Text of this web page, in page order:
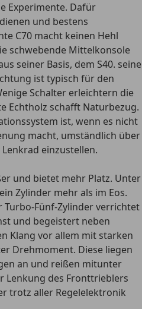
Experimente. Dafür
und bestens
C70 macht keinen Hehl
schwebende Mittelkonsole
seiner Basis, dem S40. seine
ist typisch für den
Schalter erleichtern die
Echtholz schafft Naturbezug.
ist, wenn es nicht
macht, umständlich über
einzustellen.
und bietet mehr Platz. Unter
Zylinder mehr als im Eos.
Turbo-Fünf-Zylinder verrichtet
und begeistert neben
Klang vor allem mit starken
Drehmoment. Diese liegen
an und reißen mitunter
Lenkung des Fronttrieblers
trotz aller Regelelektronik